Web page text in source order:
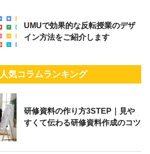
UMUで効果的な反転授業のデザ
イン方法をご紹介します
人気コラムランキング
研修資料の作り方3STEP｜見や
すくて伝わる研修資料作成のコツ